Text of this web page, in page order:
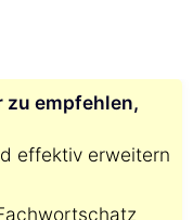
zu empfehlen,
effektiv erweitern